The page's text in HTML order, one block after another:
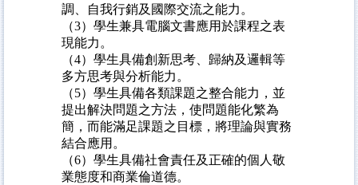
調、自我行銷及國際交流之能力。
（3）學生兼具電腦文書應用於課程之表
現能力。
（4）學生具備創新思考、歸納及邏輯等
多方思考與分析能力。
（5）學生具備各類課題之整合能力，並
提出解決問題之方法，使問題能化繁為
簡，而能滿足課題之目標，將理論與實務
結合應用。
（6）學生具備社會責任及正確的個人敬
業態度和商業倫道德。